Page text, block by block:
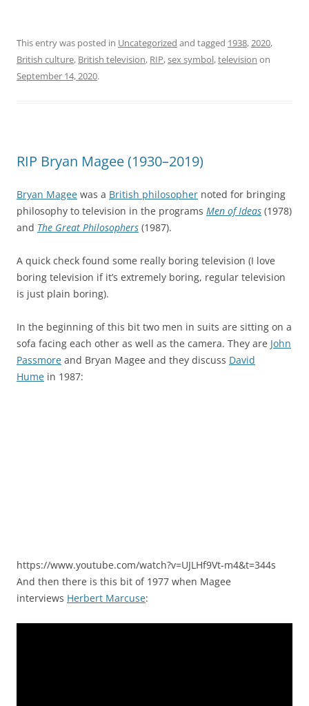
This entry was posted in Uncategorized and tagged 1938,2020,
British culture, British television, RIP,sex symbol,television on
September 14, 2020.
RIP Bryan Magee (1930–2019)
Bryan Magee was a British philosopher noted for bringing
philosophy to television in the programs Men of Ideas (1978)
and The Great Philosophers (1987).
A quick check found some really boring television (I love
boring television if it’s extremely boring, regular television
is just plain boring).
In the beginning of this bit two men in suits are sitting on a
sofa facing each other as well as the camera. They are John
Passmore and Bryan Magee and they discuss David
Hume in 1987:
https://www.youtube.com/watch?v=UJLHf9Vt-m4&t=344s
And then there is this bit of 1977 when Magee
interviews Herbert Marcuse: